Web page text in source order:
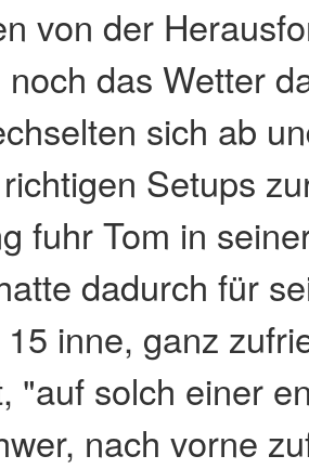
von der
das Wetter
sich ab
Setups
fuhr Tom in
dadurch für
inne, ganz
"auf solch einer
nach vorne